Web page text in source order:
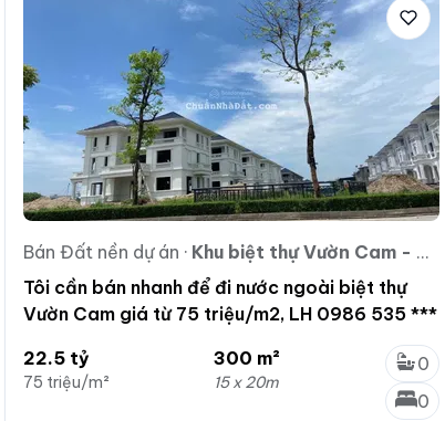
Bán Đất nền dự án · Khu biệt thự Vườn Cam - Orange Graden
Tôi cần bán nhanh để đi nước ngoài biệt thự
Vườn Cam giá từ 75 triệu/m2, LH 0986 535 ***
22.5 tỷ
75 triệu/m²
300 m²
15 x 20m
0
0